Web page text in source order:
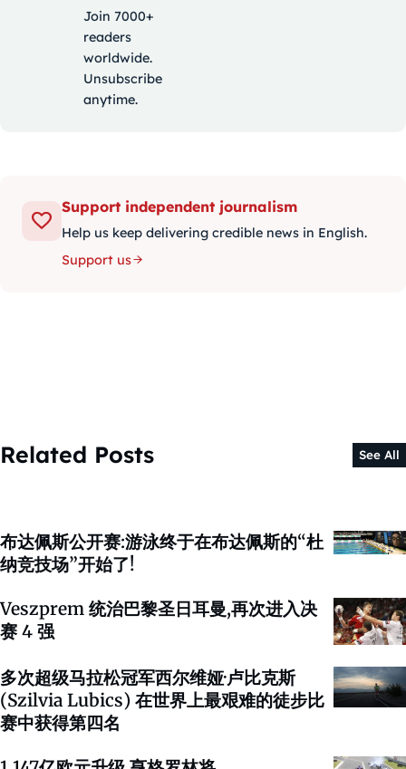
Join 7000+
readers
worldwide.
Unsubscribe
anytime.
Support independent journalism
Help us keep delivering credible news in English.
Support us
Related Posts See All
布达佩斯公开赛:游泳终于在布达佩斯的“杜
纳竞技场”开始了!
Veszprem 统治巴黎圣日耳曼,再次进入决
赛 4 强
多次超级马拉松冠军西尔维娅·卢比克斯
(Szilvia Lubics) 在世界上最艰难的徒步比
赛中获得第四名